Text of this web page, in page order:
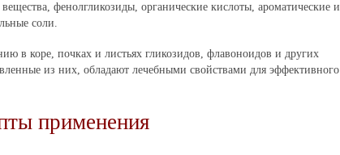
фенолгликозиды, органические кислоты, ароматические и
соли.
в коре, почках и листьях гликозидов, флавоноидов и других
из них, обладают лечебными свойствами для эффективного
применения